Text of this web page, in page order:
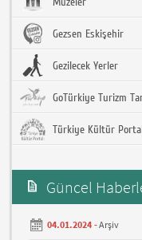
Gezsen Eskişehir
Gezilecek Yerler
GoTürkiye Turizm
Türkiye Kültür
Güncel
04.01.2024 -Arşiv